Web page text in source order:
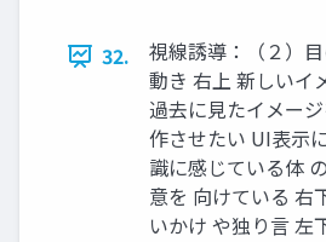
32.
視線誘導：（２）
動き 右上 新しいイ
過去に見たイメー
作させたい UI表示
識に感じている体
意を 向けている 右
いかけ や独り言 左